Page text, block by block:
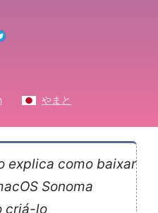
やまと
explica como baixar
Sonoma
criá-lo